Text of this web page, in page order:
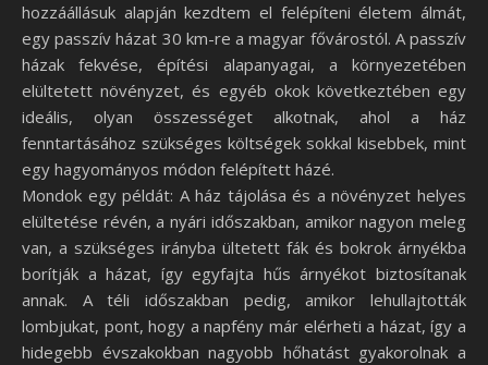
hozzáállásuk alapján kezdtem el felépíteni életem álmát,
egy passzív házat 30 km-re a magyar fővárostól. A passzív
házak fekvése, építési alapanyagai, a környezetében
elültetett növényzet, és egyéb okok következtében egy
ideális, olyan összességet alkotnak, ahol a ház
fenntartásához szükséges költségek sokkal kisebbek, mint
egy hagyományos módon felépített házé.
Mondok egy példát: A ház tájolása és a növényzet helyes
elültetése révén, a nyári időszakban, amikor nagyon meleg
van, a szükséges irányba ültetett fák és bokrok árnyékba
borítják a házat, így egyfajta hűs árnyékot biztosítanak
annak. A téli időszakban pedig, amikor lehullajtották
lombjukat, pont, hogy a napfény már elérheti a házat, így a
hidegebb évszakokban nagyobb hőhatást gyakorolnak a